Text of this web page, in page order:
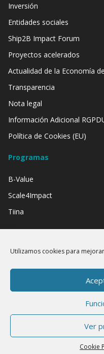
Utilizamos cookies para
Ver
Cookie
Inversión
Entidades sociales
Ship2B Impact Forum
Proyectos acelerados
Actualidad de la Economía
Transparencia
Nota legal
Información Adicional
Política de Cookies (EU)
Programas
B-Value
Scale4Impact
Tiina